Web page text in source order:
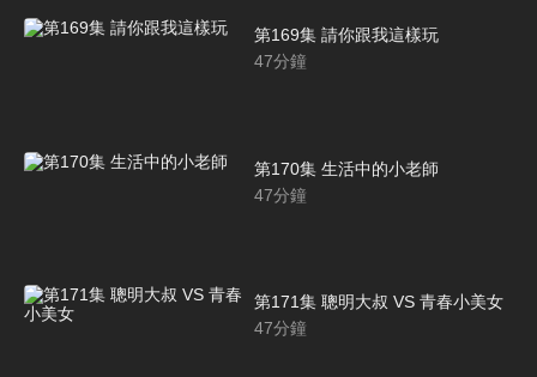
第169集 請你跟我這樣玩
47分鐘
第170集 生活中的小老師
47分鐘
第171集 聰明大叔 VS 青春小美女
47分鐘